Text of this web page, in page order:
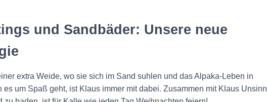
und Sandbäder: Unsere neue
extra Weide, wo sie sich im Sand suhlen und das Alpaka-Leben in
um Spaß geht, ist Klaus immer mit dabei. Zusammen mit Klaus Unsinn